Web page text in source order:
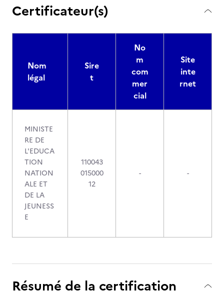
Certificateur(s)
Nom
légal
Sire
t
No
m
com
mer
cial
Site
inte
rnet
MINISTE
RE DE
L'EDUCA
TION
NATION
ALE ET
DE LA
JEUNESS
E
110043
015000
12
- -
Résumé de la certification